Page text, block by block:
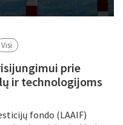
Visi
prie
ir technologijoms
fondo (LAAIF)